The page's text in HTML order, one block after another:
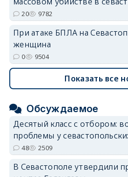
20 9782
При атаке БПЛА на
женщина
0 9504
Показать все
Обсуждаемое
Десятый класс с отбором:
проблемы у
48 2509
В Севастополе утвердили